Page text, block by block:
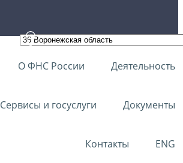
О ФНС России Деятельность
Сервисы и госуслуги Документы
Контакты ENG